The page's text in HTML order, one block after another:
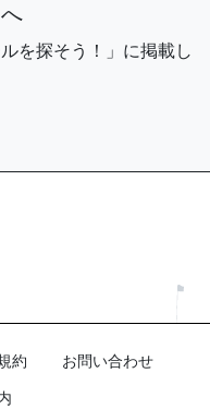
を探そう！」に掲載し
約
お問い合わせ